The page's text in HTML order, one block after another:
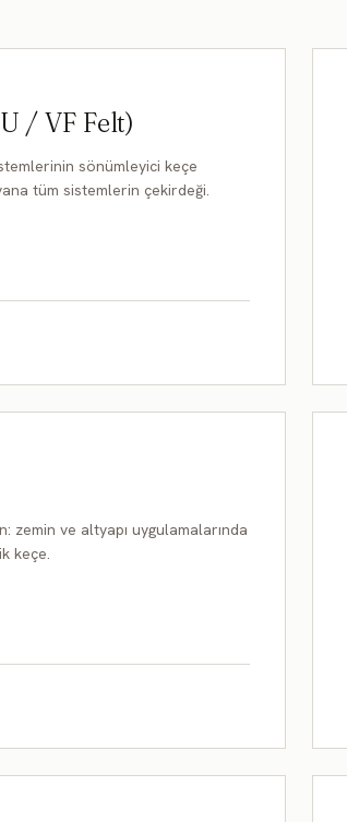
/ VF Felt)
sönümleyici keçe
tüm sistemlerin çekirdeği.
zemin ve altyapı uygulamalarında
keçe.